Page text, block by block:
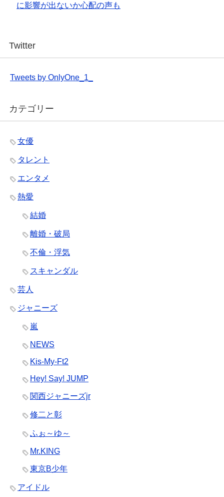
に影響が出ないか心配の声も
Twitter
Tweets by OnlyOne_1_
カテゴリー
女優
タレント
エンタメ
熱愛
結婚
離婚・破局
不倫・浮気
スキャンダル
芸人
ジャニーズ
嵐
NEWS
Kis-My-Ft2
Hey! Say! JUMP
関西ジャニーズjr
修二と彰
ふぉ～ゆ～
Mr.KING
東京B少年
アイドル